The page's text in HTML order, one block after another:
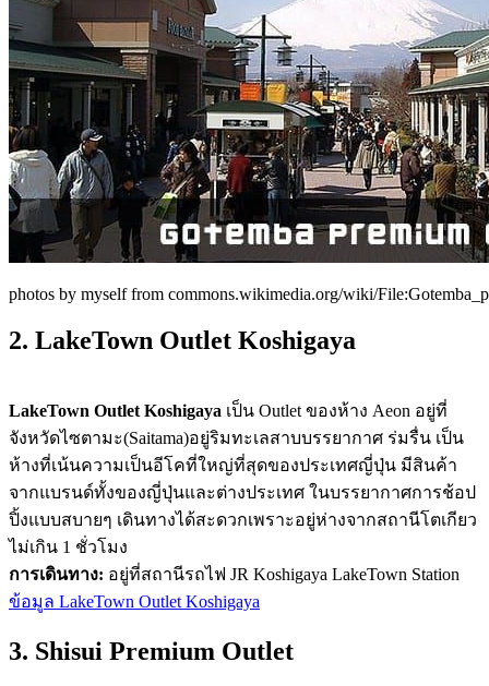
photos by myself from commons.wikimedia.org/wiki/
2. LakeTown Outlet Koshigaya
LakeTown Outlet Koshigaya เป็น Outlet ของห้าง Aeon อยู่ที่
จังหวัดไซตามะ(Saitama)อยู่ริมทะเลสาบบรรยากาศ ร่มรื่น เป็น
ห้างที่เน้นความเป็นอีโคที่ใหญ่ที่สุดของประเทศญี่ปุ่น มีสินค้า
จากแบรนด์ทั้งของญี่ปุ่นและต่างประเทศ ในบรรยากาศการช้อป
ปิ้งแบบสบายๆ เดินทางได้สะดวกเพราะอยู่ห่างจากสถานีโตเกียว
ไม่เกิน 1 ชั่วโมง
การเดินทาง: อยู่ที่สถานีรถไฟ JR Koshigaya LakeTown Station
ข้อมูล LakeTown Outlet Koshigaya
3. Shisui Premium Outlet